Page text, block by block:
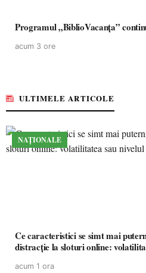
Programul „BiblioVacanța”
acum 3 ore
ULTIMELE ARTICOLE
NAȚIONALE
Ce caracteristici se simt mai
distracție la sloturi online:
acum 1 ora